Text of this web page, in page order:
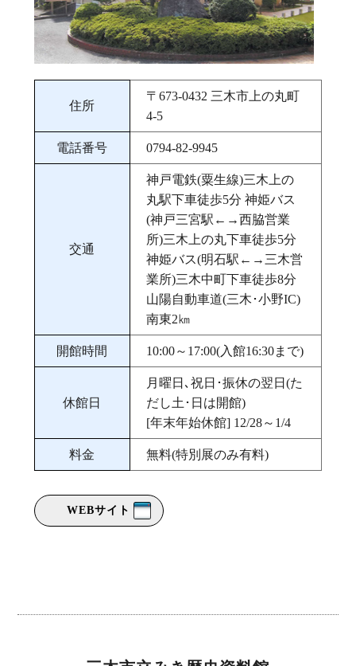
住所
〒673‐0432 三木市上の丸町
4‐5
電話番号 0794-82-9945
交通
神戸電鉄(粟生線)三木上の
丸駅下車徒歩5分 神姫バス
(神戸三宮駅←→西脇営業
所)三木上の丸下車徒歩5分
神姫バス(明石駅←→三木営
業所)三木中町下車徒歩8分
山陽自動車道(三木･小野IC)
南東2㎞
開館時間 10:00～17:00(入館16:30まで)
休館日
月曜日､祝日･振休の翌日(た
だし土･日は開館)
[年末年始休館] 12/28～1/4
料金 無料(特別展のみ有料)
WEBサイト